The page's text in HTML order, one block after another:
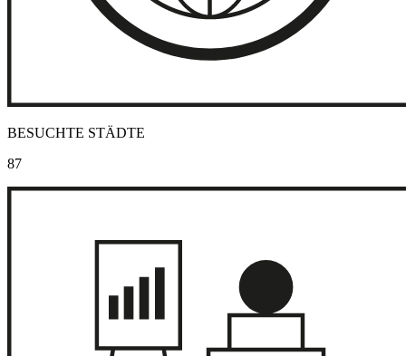
BESUCHTE STÄDTE
87